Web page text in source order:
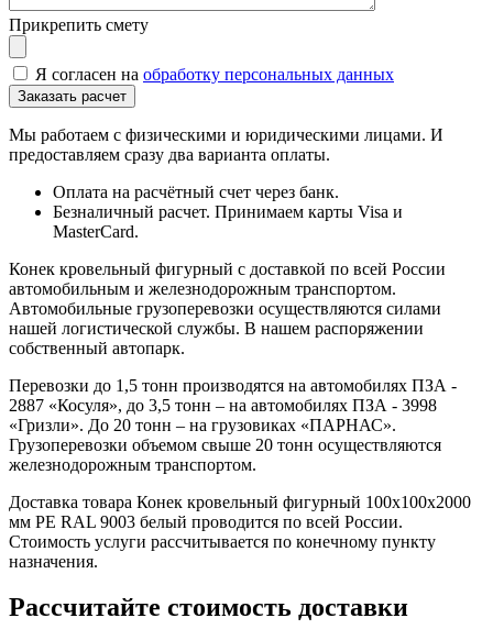
Прикрепить смету
Я согласен на обработку персональных данных
Мы работаем с физическими и юридическими лицами. И
предоставляем сразу два варианта оплаты.
Оплата на расчётный счет через банк.
Безналичный расчет. Принимаем карты Visa и
MasterCard.
Конек кровельный фигурный с доставкой по всей России
автомобильным и железнодорожным транспортом.
Автомобильные грузоперевозки осуществляются силами
нашей логистической службы. В нашем распоряжении
собственный автопарк.
Перевозки до 1,5 тонн производятся на автомобилях ПЗА -
2887 «Косуля», до 3,5 тонн – на автомобилях ПЗА - 3998
«Гризли». До 20 тонн – на грузовиках «ПАРНАС».
Грузоперевозки объемом свыше 20 тонн осуществляются
железнодорожным транспортом.
Доставка товара Конек кровельный фигурный 100х100х2000
мм PE RAL 9003 белый проводится по всей России.
Стоимость услуги рассчитывается по конечному пункту
назначения.
Рассчитайте стоимость доставки